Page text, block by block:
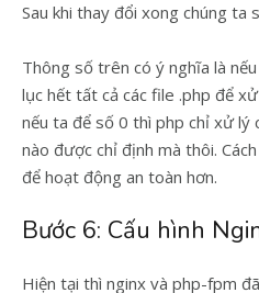
Sau khi thay đổi xong chúng ta
Thông số trên có ý nghĩa là
lục hết tất cả các file .php để
nếu ta để số 0 thì php chỉ xử lý
nào được chỉ định mà thôi.
để hoạt động an toàn hơn.
Bước 6: Cấu hình
Hiện tại thì nginx và php-fpm